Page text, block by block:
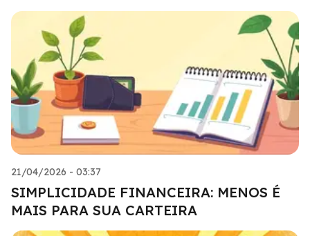
21/04/2026 - 03:37
SIMPLICIDADE FINANCEIRA: MENOS É
MAIS PARA SUA CARTEIRA